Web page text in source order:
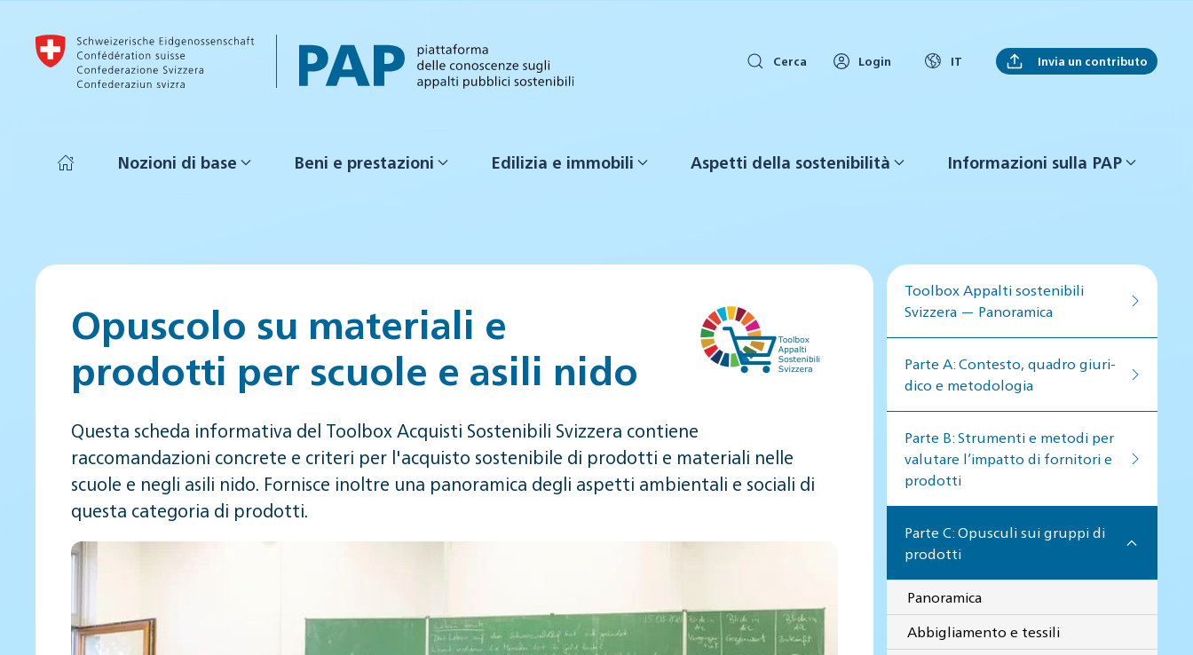
Skip to main content
Cerca Login IT Invia un contributo
Nozioni di base Beni e prestazioni Edilizia e immobili Aspetti della sostenibilità Informazioni sulla PAP
Opuscolo su materiali e
prodotti per scuole e asili nido
Questa scheda informativa del Toolbox Acquisti Sostenibili Svizzera contiene
raccomandazioni concrete e criteri per l'acquisto sostenibile di prodotti e materiali nelle
scuole e negli asili nido. Fornisce inoltre una panoramica degli aspetti ambientali e sociali di
questa categoria di prodotti.
Toolbox Appalti sostenibili
Svizzera — Panoramica
Par­te A: Con­te­sto, qua­dro giu­ri­
di­co e me­to­do­lo­gia
Par­te B: Stru­men­ti e me­to­di per
va­lu­ta­re l’im­pat­to di for­ni­to­ri e
pro­dot­ti
Parte C: Opusculi sui gruppi di
prodotti
Panoramica
Abbigliamento e tessili